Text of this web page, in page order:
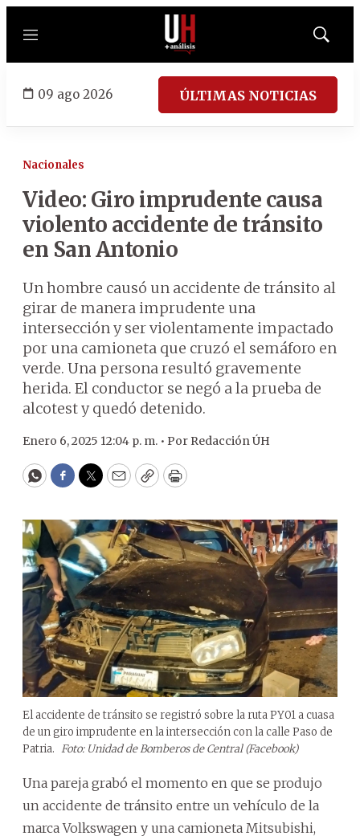
Menú
Mostrar
09 ago 2026 ÚLTIMAS NOTICIAS
Nacionales
Video: Giro imprudente causa
violento accidente de tránsito
en San Antonio
Un hombre causó un accidente de tránsito al
girar de manera imprudente una
intersección y ser violentamente impactado
por una camioneta que cruzó el semáforo en
verde. Una persona resultó gravemente
herida. El conductor se negó a la prueba de
alcotest y quedó detenido.
Enero 6, 2025 12:04 p. m. • Por Redacción ÚH
WhatsApp
Facebook
Twitter
EmailCopyPrint
El accidente de tránsito se registró sobre la ruta PY01 a cuasa
de un giro imprudente en la intersección con la calle Paso de
Patria. Foto: Unidad de Bomberos de Central (Facebook)
Una pareja grabó el momento en que se produjo
un accidente de tránsito entre un vehículo de la
marca Volkswagen y una camioneta Mitsubishi,